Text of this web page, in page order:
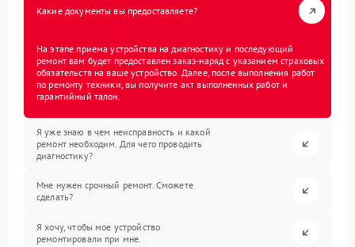
Какие документы вы предоставляете?
На этапе приема устройства на диагностику и последующий
ремонт вам будет предоставлен заказ-наряд с указанием страховых
обязательств на ваше устройство. Далее, после выполнения работ
по ремонту техники, вы получите акт выполненных работ и
гарантийный талон.
Я уже знаю в чем неисправность и какой
ремонт необходим. Для чего проводить
диагностику?
Мне нужен срочный ремонт. Сможете
сделать?
Я хочу, чтобы мое устройство
ремонтировали при мне.